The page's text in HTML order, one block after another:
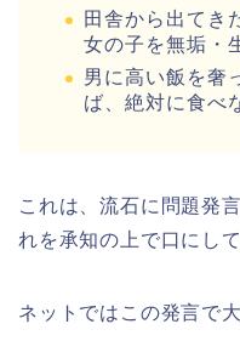
田舎から出てき
女の子を無垢・
男に高い飯を奢
ば、絶対に食べ
これは、流石に問題発
れを承知の上で口にし
ネットではこの発言で